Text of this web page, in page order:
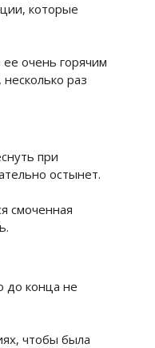
которые
очень горячим
раз
при
остынет.
смоченная
до конца не
чтобы была